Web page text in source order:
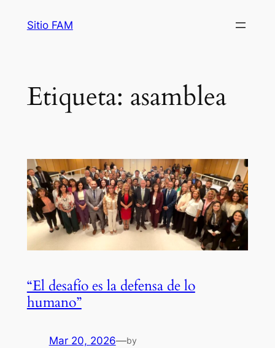
Sitio FAM
Etiqueta: asamblea
“El desafío es la defensa de lo
humano”
Mar 20, 2026—by